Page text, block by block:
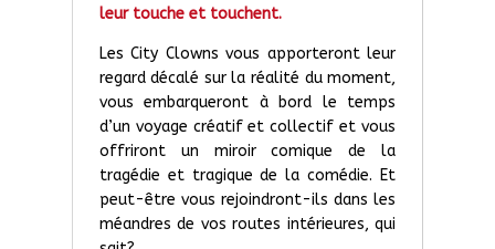
leur touche et touchent.
Les City Clowns vous apporteront leur
regard décalé sur la réalité du moment,
vous embarqueront à bord le temps
d’un voyage créatif et collectif et vous
offriront un miroir comique de la
tragédie et tragique de la comédie. Et
peut-être vous rejoindront-ils dans les
méandres de vos routes intérieures, qui